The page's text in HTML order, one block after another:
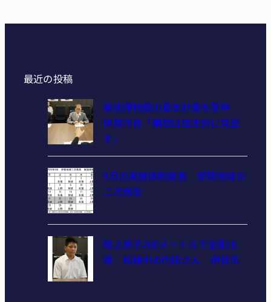
最近の投稿
美術博物館の基本計画を答申
伊賀市長「構想は抜本的に見直
す」
9月の実施体制発表 伊賀地域の
二次救急
陸上男子200メートルで全国出
場 柘植中の内田さん 伊賀市